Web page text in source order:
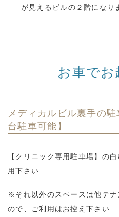
が見えるビルの２階になり
お車でお
メディカルビル裏手の
台駐車可能】
【クリニック専用駐車場】の
用下さい
※それ以外のスペースは他テ
ので、ご利用はお控え下さい